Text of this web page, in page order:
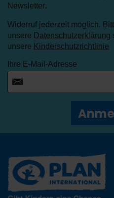
Newsletter.
Widerruf jederzeit möglich.
unsere Datenschutzerklärung
unsere Kinderschutzrichtlinie
Ihre E-Mail-Adresse